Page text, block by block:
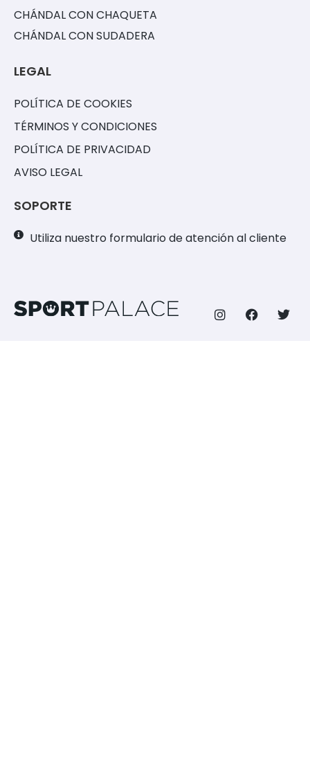
CHÁNDAL CON CHAQUETA
CHÁNDAL CON SUDADERA
LEGAL
POLÍTICA DE COOKIES
TÉRMINOS Y CONDICIONES
POLÍTICA DE PRIVACIDAD
AVISO LEGAL
SOPORTE
Utiliza nuestro formulario de atención al cliente